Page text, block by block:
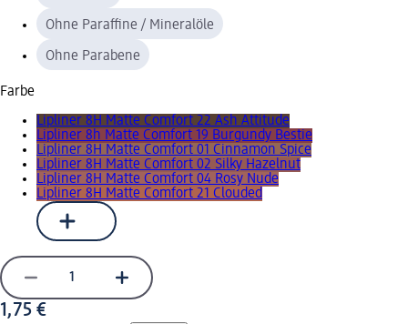
Ohne Paraffine / Mineralöle
Ohne Parabene
Farbe
Lipliner 8H Matte Comfort 22 Ash Attitude
Lipliner 8h Matte Comfort 19 Burgundy Bestie
Lipliner 8H Matte Comfort 01 Cinnamon Spice
Lipliner 8H Matte Comfort 02 Silky Hazelnut
Lipliner 8H Matte Comfort 04 Rosy Nude
Lipliner 8H Matte Comfort 21 Clouded
1,75 €